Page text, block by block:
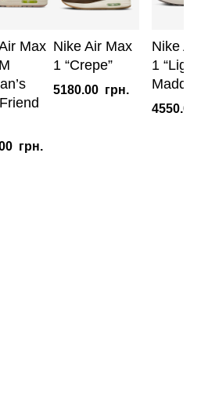
Max
грн.
Nike Air Max
1 “Crepe”
5180.00 грн.
Nike
1 “Light
4550.00